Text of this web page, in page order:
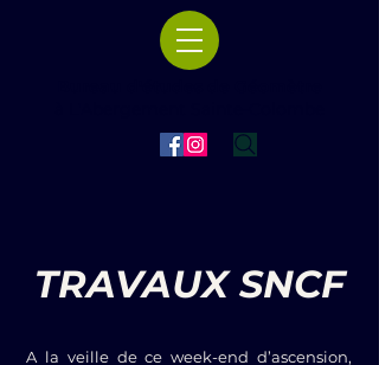
TRAVAUX SNCF
A la veille de ce week-end d’ascension,